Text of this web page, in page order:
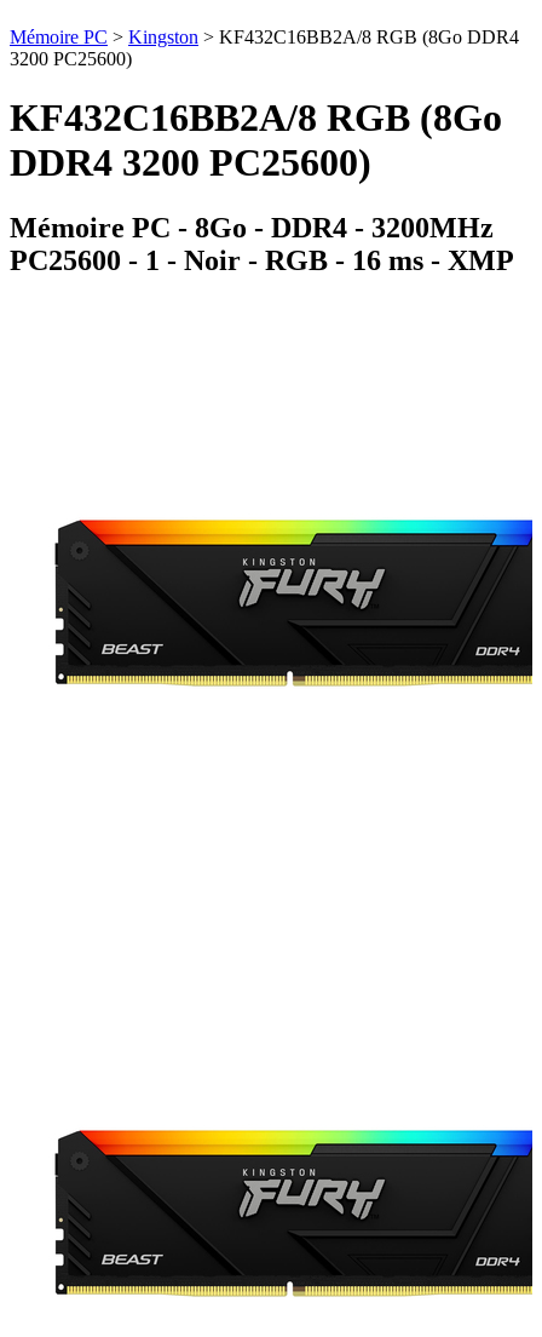
Mémoire PC > Kingston > KF432C16BB2A/8 RGB (8Go DDR4
3200 PC25600)
KF432C16BB2A/8 RGB (8Go
DDR4 3200 PC25600)
Mémoire PC - 8Go - DDR4 - 3200MHz
PC25600 - 1 - Noir - RGB - 16 ms - XMP